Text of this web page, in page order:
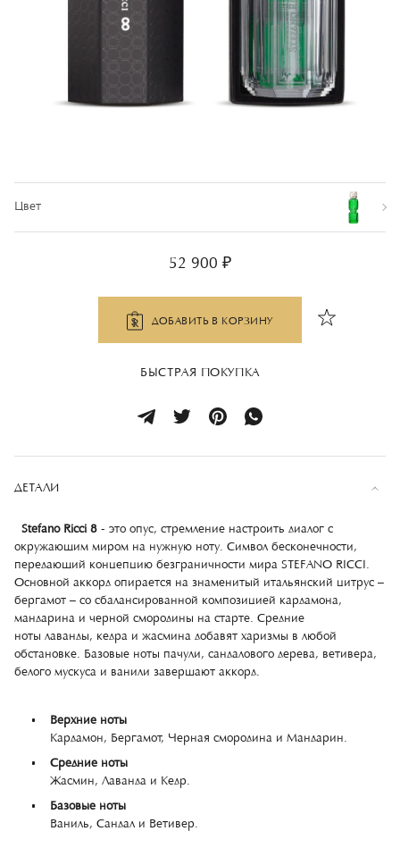
Цвет
52 900 ₽
ДОБАВИТЬ В КОРЗИНУ
БЫСТРАЯ ПОКУПКА
ДЕТАЛИ
Stefano Ricci 8 - это опус, стремление настроить диалог с
окружающим миром на нужную ноту. Символ бесконечности,
передающий концепцию безграничности мира STEFANO RICCI.
Основной аккорд опирается на знаменитый итальянский цитрус –
бергамот – со сбалансированной композицией кардамона,
мандарина и черной смородины на старте. Средние
ноты лаванды, кедра и жасмина добавят харизмы в любой
обстановке. Базовые ноты пачули, сандалового дерева, ветивера,
белого мускуса и ванили завершают аккорд.
Верхние ноты
Кардамон, Бергамот, Черная смородина и Мандарин.
Средние ноты
Жасмин, Лаванда и Кедр.
Базовые ноты
Ваниль, Сандал и Ветивер.